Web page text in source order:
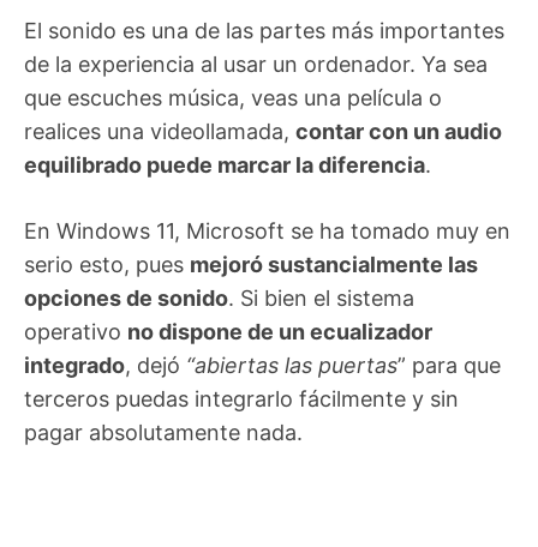
El sonido es una de las partes más importantes
de la experiencia al usar un ordenador. Ya sea
que escuches música, veas una película o
realices una videollamada, contar con un audio
equilibrado puede marcar la diferencia.
En Windows 11, Microsoft se ha tomado muy en
serio esto, pues mejoró sustancialmente las
opciones de sonido. Si bien el sistema
operativo no dispone de un ecualizador
integrado, dejó “abiertas las puertas” para que
terceros puedas integrarlo fácilmente y sin
pagar absolutamente nada.